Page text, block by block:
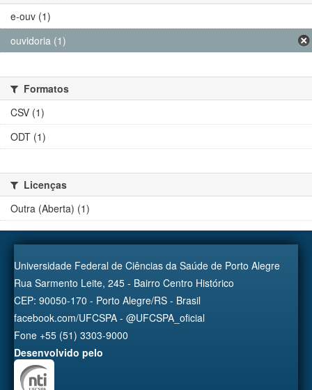
e-ouv (1)
ouvidoria (1)
Formatos
CSV (1)
ODT (1)
Licenças
Outra (Aberta) (1)
Universidade Federal de Ciências da Saúde de Porto Alegre
Rua Sarmento Leite, 245 - Bairro Centro Histórico
CEP: 90050-170 - Porto Alegre/RS - Brasil
facebook.com/UFCSPA - @UFCSPA_oficial
Fone +55 (51) 3303-9000
Desenvolvido pelo